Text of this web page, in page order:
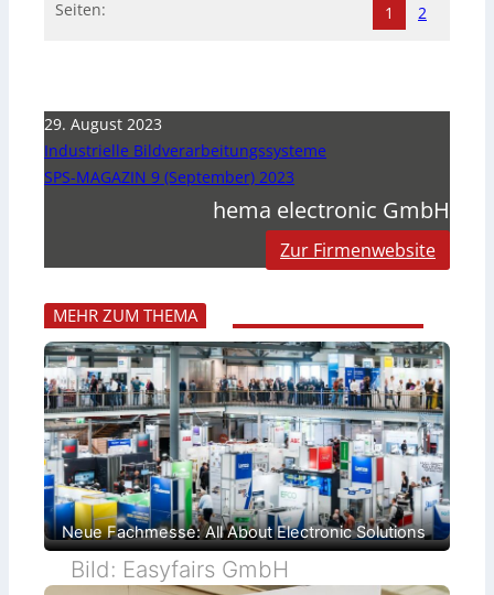
Seiten: 1 2
29. August 2023
Industrielle Bildverarbeitungssysteme
SPS-MAGAZIN 9 (September) 2023
hema electronic GmbH
Zur Firmenwebsite
MEHR ZUM THEMA
Neue Fachmesse: All About Electronic Solutions
Bild: Easyfairs GmbH